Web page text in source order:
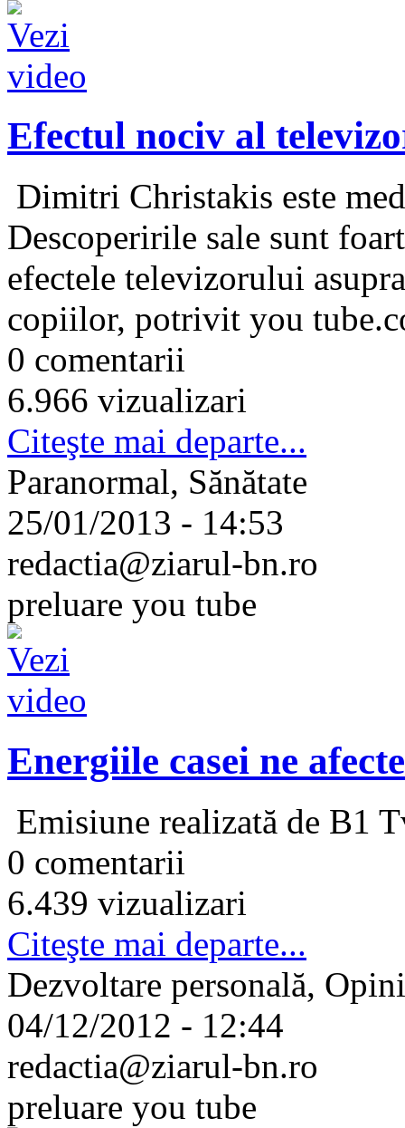
Efectul nociv al
Dimitri Christakis este
Descoperirile sale sunt
efectele televizorului
copiilor, potrivit you
0 comentarii
6.966 vizualizari
Citeşte mai departe...
Paranormal, Sănătate
25/01/2013 - 14:53
redactia@ziarul-bn.ro
preluare you tube
Energiile casei ne
Emisiune realizată de B1
0 comentarii
6.439 vizualizari
Citeşte mai departe...
Dezvoltare personală,
04/12/2012 - 12:44
redactia@ziarul-bn.ro
preluare you tube